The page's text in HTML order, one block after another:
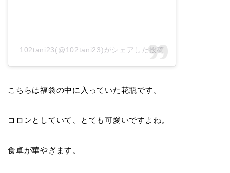
102tani23(@102tani23)がシェアした投稿
こちらは福袋の中に入っていた花瓶です。
コロンとしていて、とても可愛いですよね。
食卓が華やぎます。